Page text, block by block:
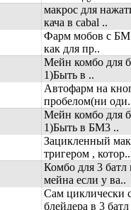
макрос для
кача в cabal ..
Фарм мобов с БМ
как для пр..
Мейн комбо для
1)Быть в ..
Автофарм на
пробелом(ни
Мейн комбо для
1)Быть в БМ3 ..
Зацикленный
тригером , котор..
Комбо для 3 батл
мейна если у ва..
Сам циклически
блейдера в 3